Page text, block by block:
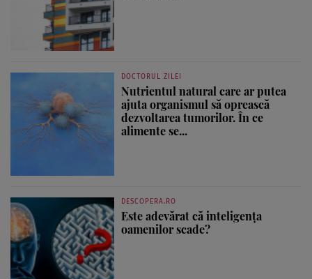
DOCTORUL ZILEI
Nutrientul natural care ar putea
ajuta organismul să oprească
dezvoltarea tumorilor. În ce
alimente se...
DESCOPERA.RO
Este adevărat că inteligența
oamenilor scade?